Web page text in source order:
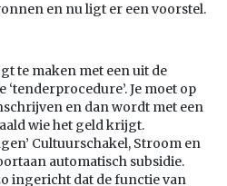
en nu ligt er een voorstel.
te maken met een uit de
Je moet op
en dan wordt met een
wie het geld krijgt.
Cultuurschakel, Stroom en
automatisch subsidie.
ingericht dat de functie van